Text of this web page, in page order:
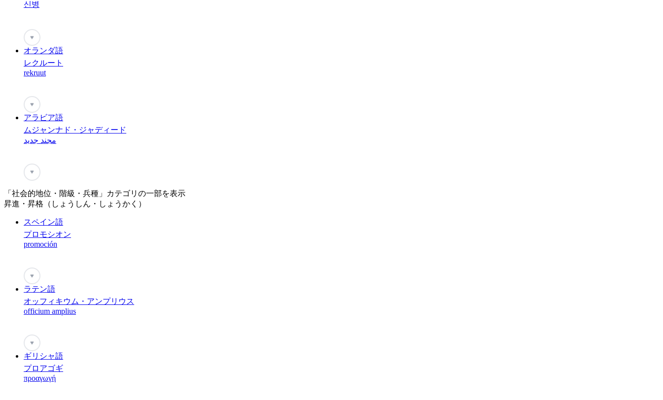
신병
♥
オランダ語
レクルート
rekruut
♥
アラビア語
ムジャンナド・ジャディード
مجند جديد
♥
「社会的地位・階級・兵種」カテゴリの一部を表示
昇進・昇格（しょうしん・しょうかく）
スペイン語
プロモシオン
promoción
♥
ラテン語
オッフィキウム・アンプリウス
officium amplius
♥
ギリシャ語
プロアゴギ
προαγωγή